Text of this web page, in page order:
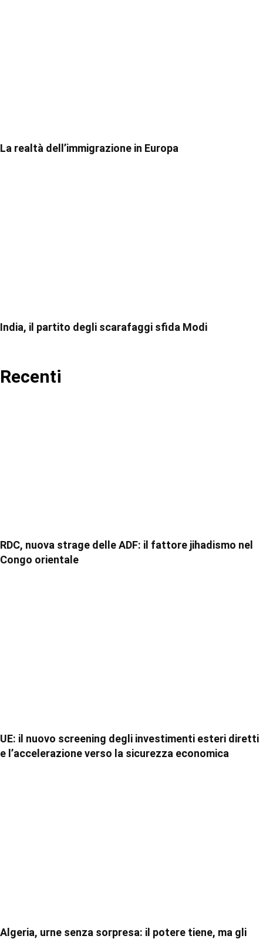
La realtà dell’immigrazione in Europa
India, il partito degli scarafaggi sfida Modi
Recenti
RDC, nuova strage delle ADF: il fattore jihadismo nel
Congo orientale
UE: il nuovo screening degli investimenti esteri diretti
e l’accelerazione verso la sicurezza economica
Algeria, urne senza sorpresa: il potere tiene, ma gli